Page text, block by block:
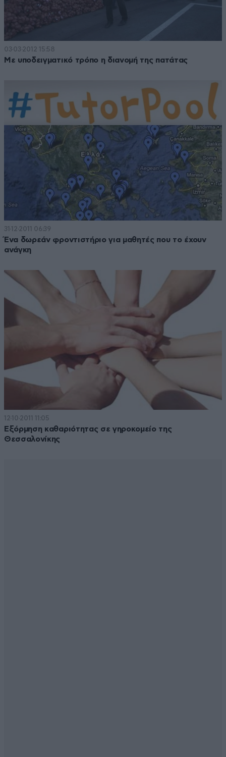
03·03·2012 15:58
Με υποδειγματικό τρόπο η διανομή της πατάτας
31·12·2011 06:39
Ένα δωρεάν φροντιστήριο για μαθητές που το έχουν
ανάγκη
12·10·2011 11:05
Εξόρμηση καθαριότητας σε γηροκομείο της
Θεσσαλονίκης